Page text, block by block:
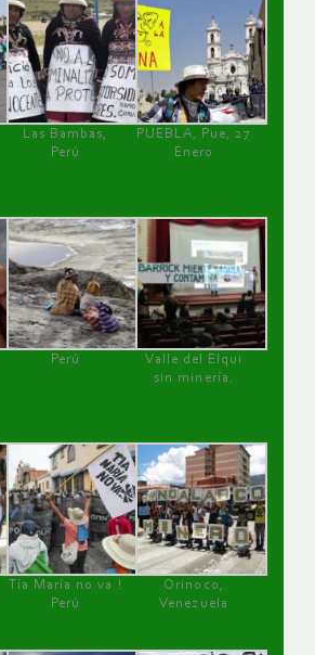
Las Bambas,
Perú
PUEBLA, Pue, 27
Enero
Perú
Valle del Elqui
sin minería.
Tía María no va !
Perú
Orinoco,
Venezuela